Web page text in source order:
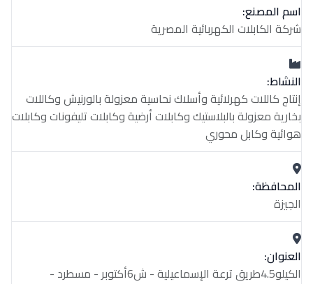
اسم المصنع:
شركة الكابلات الكهربائية المصرية
النشاط:
إنتاج كاللات كهرلائية وأسلاك نحاسية معزولة بالورنيش وكاللات
بخارية معزولة بالبلاستيك وكابلات أرضية وكابلات تليفونات وكابلات
هوائية وكابل محوري
المحافظة:
الجيزة
العنوان:
الكيلو4.5طريق ترعة الإسماعيلية - ش6أكتوبر - مسطرد -